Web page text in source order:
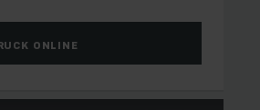
ONLINE